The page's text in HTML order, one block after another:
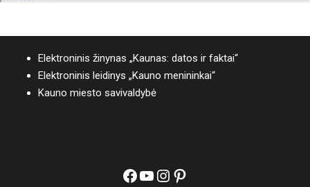
Elektroninis žinynas „Kaunas: datos ir faktai“
Elektroninis leidinys „Kauno menininkai“
Kauno miesto savivaldybė
Facebook
YouTube
Instagram
Pinterest